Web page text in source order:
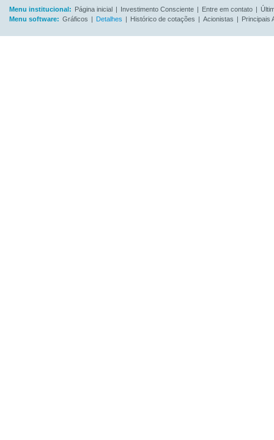
Menu institucional: Página inicial | Investimento Consciente | Entre em contato |
Menu software: Gráficos | Detalhes | Histórico de cotações | Acionistas | Principais